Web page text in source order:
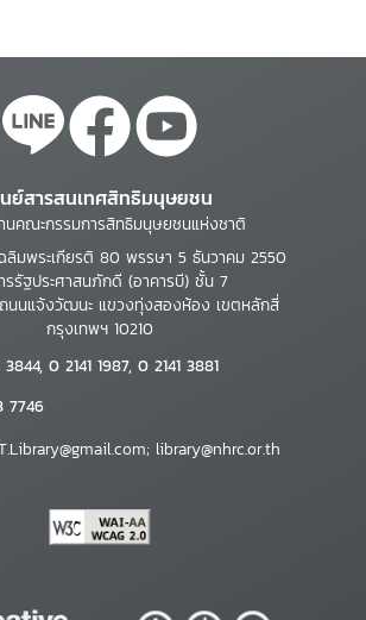
ย์สารสนเทศสิทธิมนุษยชน
นคณะกรรมการสิทธิมนุษยชนแห่งชาติ
ลิมพระเกียรติ 80 พรรษา 5 ธันวาคม 2550
รรัฐประศาสนภักดี (อาคารบี) ชั้น 7
นนแจ้งวัฒนะ แขวงทุ่งสองห้อง เขตหลักสี่
กรุงเทพฯ 10210
3844, 0 2141 1987, 0 2141 3881
7746
library@nhrc.or.th